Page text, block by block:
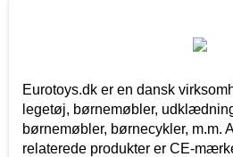
Eurotoys.dk er en dansk
legetøj, børnemøbler,
børnemøbler, børnecykler, m.m.
relaterede produkter er CE-